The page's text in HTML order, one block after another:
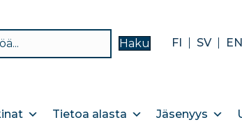
Haku FI SV
Tietoa alasta Jäsenyys